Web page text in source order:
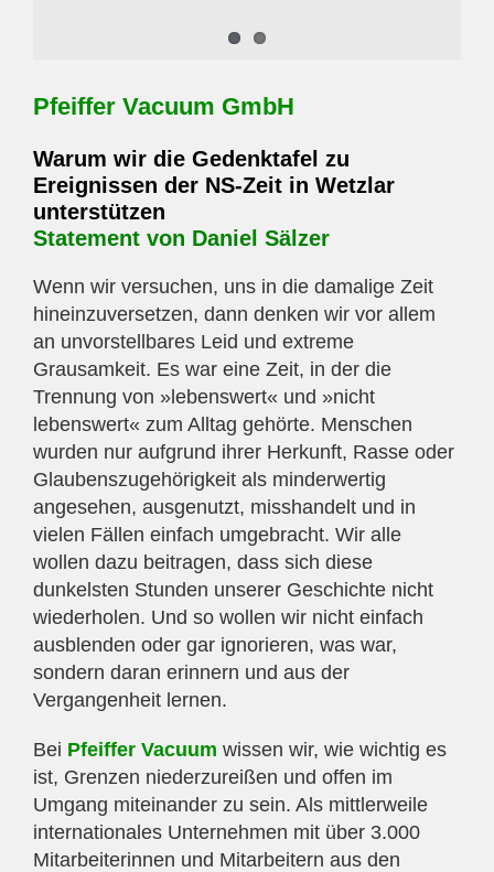
Pfeiffer Vacuum GmbH
Warum wir die Gedenktafel zu
Ereignissen der NS-Zeit in Wetzlar
unterstützen
Statement von Daniel Sälzer
Wenn wir versuchen, uns in die damalige Zeit
hineinzuversetzen, dann denken wir vor allem
an unvorstellbares Leid und extreme
Grausamkeit. Es war eine Zeit, in der die
Trennung von »lebenswert« und »nicht
lebenswert« zum Alltag gehörte. Menschen
wurden nur aufgrund ihrer Herkunft, Rasse oder
Glaubenszugehörigkeit als minderwertig
angesehen, ausgenutzt, misshandelt und in
vielen Fällen einfach umgebracht. Wir alle
wollen dazu beitragen, dass sich diese
dunkelsten Stunden unserer Geschichte nicht
wiederholen. Und so wollen wir nicht einfach
ausblenden oder gar ignorieren, was war,
sondern daran erinnern und aus der
Vergangenheit lernen.
Bei Pfeiffer Vacuum wissen wir, wie wichtig es
ist, Grenzen niederzureißen und offen im
Umgang miteinander zu sein. Als mittlerweile
internationales Unternehmen mit über 3.000
Mitarbeiterinnen und Mitarbeitern aus den